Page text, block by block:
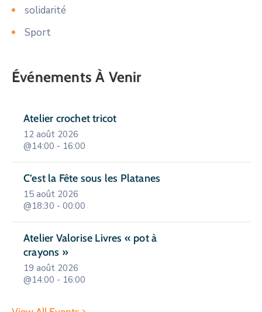
solidarité
Sport
Événements À Venir
Atelier crochet tricot
12 août 2026
@14:00 - 16:00
C’est la Fête sous les Platanes
15 août 2026
@18:30 - 00:00
Atelier Valorise Livres « pot à
crayons »
19 août 2026
@14:00 - 16:00